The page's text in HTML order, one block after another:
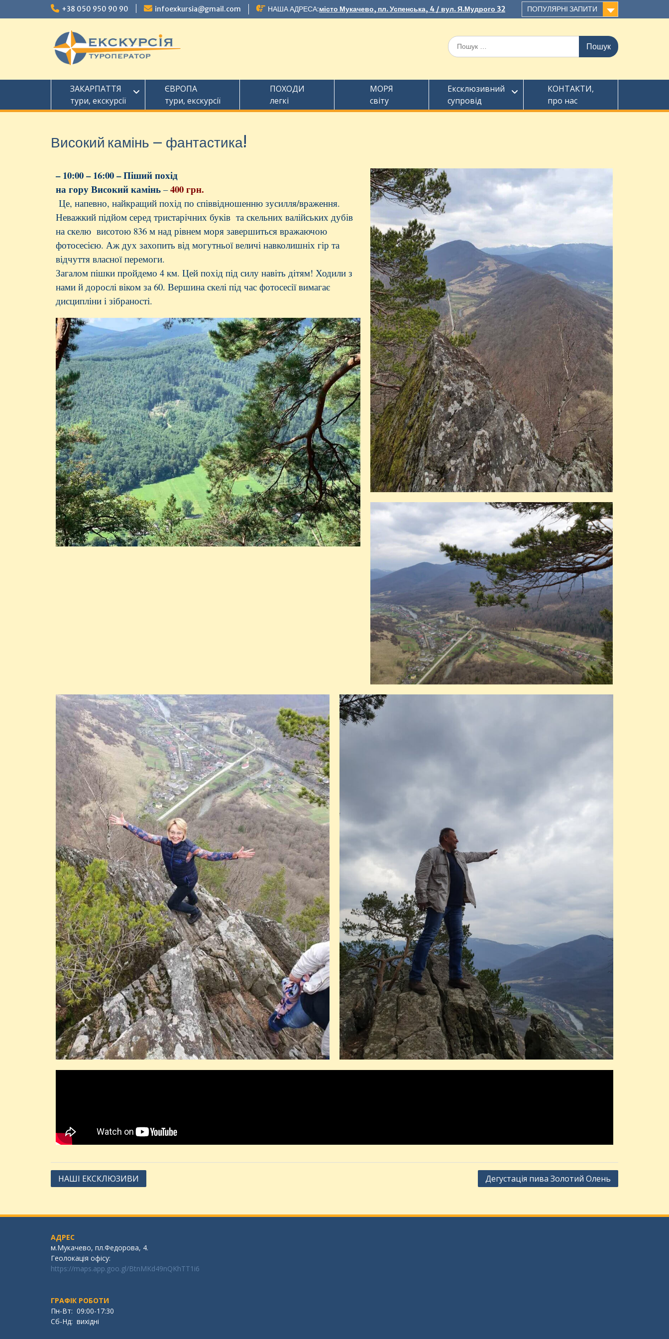
+38 050 950 90 90 infoexkursia@gmail.com НАША АДРЕСА:місто Мукачево, пл. Успенська, 4 / вул. Я.Мудрого 32 ПОПУЛЯРНІ ЗАПИТИ
ЗАКАРПАТТЯ
тури, екскурсії
ЄВРОПА
тури, екскурсії
ПОХОДИ
легкі
МОРЯ
світу
Ексклюзивний
супровід
КОНТАКТИ,
про нас
Високий камінь – фантастика!
– 10:00 – 16:00 – Піший похід
на гору Високий камінь –400 грн.
Це, напевно, найкращий похід по співвідношенню зусилля/враження.
Неважкий підйом серед тристарічних буків та скельних валійських дубів
на скелю висотою 836 м над рівнем моря завершиться вражаючою
фотосесією. Аж дух захопить від могутньої величі навколишніх гір та
відчуття власної перемоги.
Загалом пішки пройдемо 4 км. Цей похід під силу навіть дітям! Ходили з
нами й дорослі віком за 60. Вершина скелі під час фотосесії вимагає
дисципліни і зібраності.
НАШІ ЕКСКЛЮЗИВИ Дегустація пива Золотий Олень
АДРЕС
м.Мукачево, пл.Федорова, 4.
Геолокація офісу:
https://maps.app.goo.gl/BtnMKd49nQKhTT1i6
ГРАФІК РОБОТИ
Пн-Вт: 09:00-17:30
Сб-Нд: вихідні